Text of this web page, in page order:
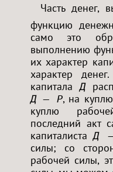
Часть денег,
функцию
само это
выполнению
их характер
характер
капиталаД
Д — Р, на
куплю
последний акт
капиталистаД
силы; со
рабочей силы,